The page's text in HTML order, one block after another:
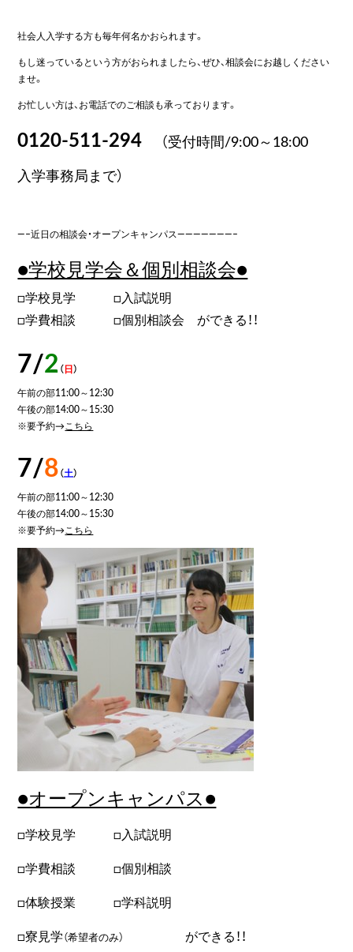
社会人入学する方も毎年何名かおられます。
もし迷っているという方がおられましたら、ぜひ、相談会にお越しください
ませ。
お忙しい方は、お電話でのご相談も承っております。
0120-511-294
（受付時間/9:00～18:00
入学事務局まで）
—–近日の相談会・オープンキャンパス———————–
●学校見学会＆個別相談会●
□学校見学 □入試説明
□学費相談 □個別相談会 ができる！！
7/2（日）
午前の部11:00～12:30
午後の部14:00～15:30
※要予約→こちら
7/8（土）
午前の部11:00～12:30
午後の部14:00～15:30
※要予約→こちら
●オープンキャンパス●
□学校見学 □入試説明
□学費相談 □個別相談
□体験授業 □学科説明
□寮見学（希望者のみ） ができる！！